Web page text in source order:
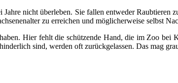
nicht überleben. Sie fallen entweder
zu erreichen und möglicherweise selbst
Hier fehlt die schützende Hand, die im Zoo bei
sind, werden oft zurückgelassen. Das mag